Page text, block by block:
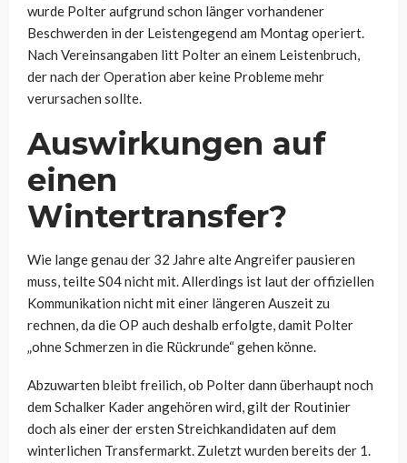
wurde Polter aufgrund schon länger vorhandener
Beschwerden in der Leistengegend am Montag operiert.
Nach Vereinsangaben litt Polter an einem Leistenbruch,
der nach der Operation aber keine Probleme mehr
verursachen sollte.
Auswirkungen auf
einen
Wintertransfer?
Wie lange genau der 32 Jahre alte Angreifer pausieren
muss, teilte S04 nicht mit. Allerdings ist laut der offiziellen
Kommunikation nicht mit einer längeren Auszeit zu
rechnen, da die OP auch deshalb erfolgte, damit Polter
„ohne Schmerzen in die Rückrunde“ gehen könne.
Abzuwarten bleibt freilich, ob Polter dann überhaupt noch
dem Schalker Kader angehören wird, gilt der Routinier
doch als einer der ersten Streichkandidaten auf dem
winterlichen Transfermarkt. Zuletzt wurden bereits der 1.